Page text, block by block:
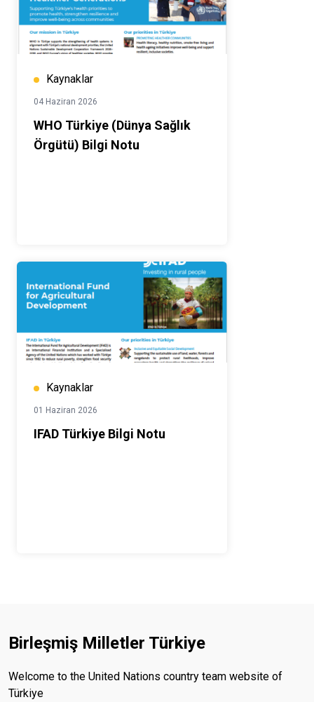
Kaynaklar
04 Haziran 2026
WHO Türkiye (Dünya Sağlık
Örgütü) Bilgi Notu
Kaynaklar
01 Haziran 2026
IFAD Türkiye Bilgi Notu
Birleşmiş Milletler Türkiye
Welcome to the United Nations country team website of
Türkiye